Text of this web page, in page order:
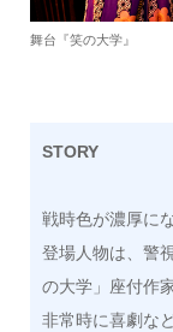
舞台『笑の大学』
STORY
戦時色が濃厚に
登場人物は、警
の大学」座付作
非常時に喜劇な